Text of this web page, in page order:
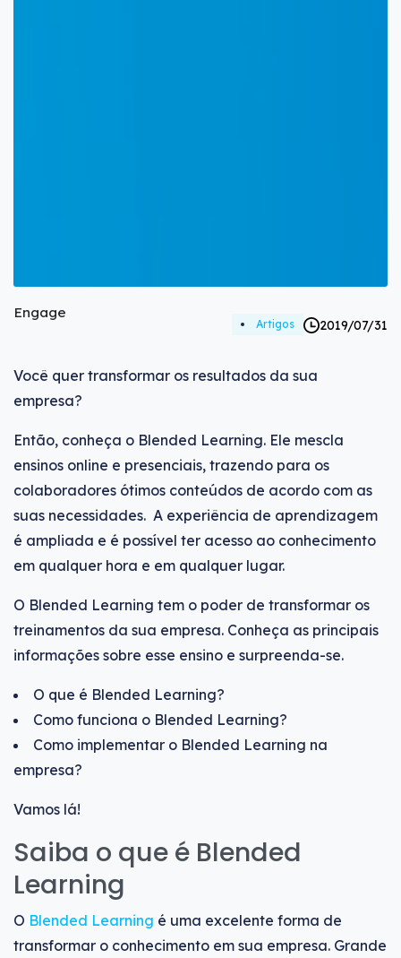
Engage
Artigos 2019/07/31
Você quer transformar os resultados da sua
empresa?
Então, conheça o Blended Learning. Ele mescla
ensinos online e presenciais, trazendo para os
colaboradores ótimos conteúdos de acordo com as
suas necessidades. A experiência de aprendizagem
é ampliada e é possível ter acesso ao conhecimento
em qualquer hora e em qualquer lugar.
O Blended Learning tem o poder de transformar os
treinamentos da sua empresa. Conheça as principais
informações sobre esse ensino e surpreenda-se.
O que é Blended Learning?
Como funciona o Blended Learning?
Como implementar o Blended Learning na
empresa?
Vamos lá!
Saiba o que é Blended
Learning
O Blended Learning é uma excelente forma de
transformar o conhecimento em sua empresa. Grande